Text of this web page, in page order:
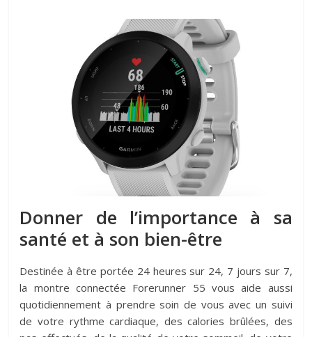
Donner de l’importance à sa
santé et à son bien-être
Destinée à être portée 24 heures sur 24, 7 jours sur 7,
la montre connectée Forerunner 55 vous aide aussi
quotidiennement à prendre soin de vous avec un suivi
de votre rythme cardiaque, des calories brûlées, des